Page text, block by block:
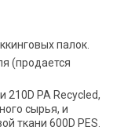
палок.
(продается
210D PA Recycled,
сырья, и
ткани 600D PES.